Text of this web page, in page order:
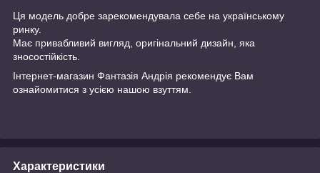
Ця модель добре зарекомендувала себе на українському
ринку.
Має привабливий вигляд, оригінальний дизайн, яка
зносостійкість.
Інтернет-магазин Фантазія Андрія рекомендує Вам
ознайомитися з усією нашою взуттям.
Характеристики